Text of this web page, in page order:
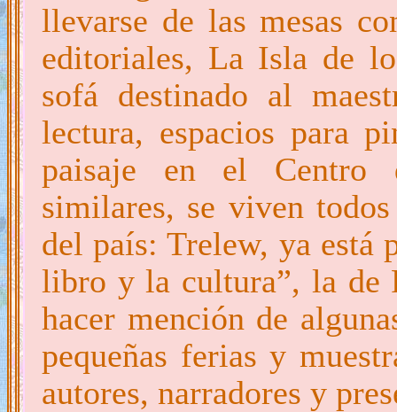
llevarse de las mesas
editoriales, La Isla de
sofá destinado al
lectura, espacios para
paisaje en el Centro
similares, se viven
del país: Trelew, ya está
libro y la cultura”, la de
hacer mención de
pequeñas ferias y
autores, narradores y